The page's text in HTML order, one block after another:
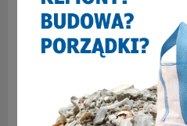
Pomóc może każdy!
poczęstunek dla